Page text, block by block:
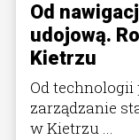
Od
udojową.
Kietrzu
Od
zarządzanie
w Kietrzu ...